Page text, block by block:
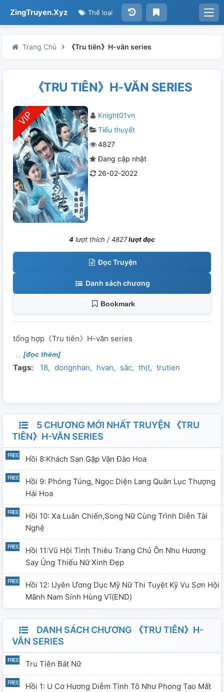
ZingTruyen.Xyz Thể loại
Trang Chủ 《Tru tiên》H-văn series
《TRU TIÊN》H-VĂN SERIES
Knight01vn
Tiểu thuyết
4827
Đang cập nhật
26-02-2022
4 lượt thích /4827lượt đọc
Đọc Truyện
Danh sách chương
Bookmark
tổng hợp《Tru tiên》H-văn series
[đọc thêm]
Tags: 18 dongnhan hvan sắc thịt trutien
5 CHƯƠNG MỚI NHẤT TRUYỆN 《TRU
TIÊN》H-VĂN SERIES
Hồi 8:Khách Sạn Gặp Vận Đào Hoa
Hồi 9: Phóng Túng, Ngọc Diện Lang Quân Lục Thượng
Hái Hoa
Hồi 10: Xa Luân Chiến,song Nữ Cùng Trình Diễn Tài
Nghệ
Hồi 11:Vũ Hội Tình Thiêu Trang Chủ Ôn Nhu Hương
Say Ủng Thiếu Nữ Xinh Đẹp
Hồi 12: Uyên Ương Dục Mỹ Nữ Thi Tuyệt Kỹ Vu Sơn Hội
Mãnh Nam Sính Hùng Vĩ(END)
DANH SÁCH CHƯƠNG 《TRU TIÊN》H-
VĂN SERIES
Tru Tiên Bát Nữ
Hồi 1: U Cơ Hương Diễm Tình Tô Như Phong Tao Mất